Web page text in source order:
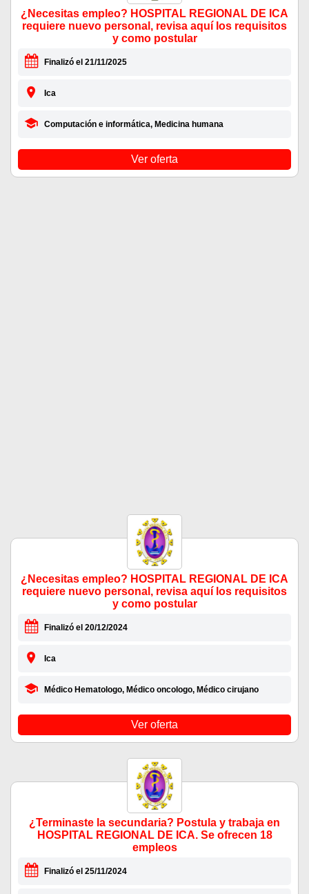
¿Necesitas empleo? HOSPITAL REGIONAL DE ICA
requiere nuevo personal, revisa aquí los requisitos
y como postular
Finalizó el 21/11/2025
Ica
Computación e informática, Medicina humana
Ver oferta
¿Necesitas empleo? HOSPITAL REGIONAL DE ICA
requiere nuevo personal, revisa aquí los requisitos
y como postular
Finalizó el 20/12/2024
Ica
Médico Hematologo, Médico oncologo, Médico cirujano
Ver oferta
¿Terminaste la secundaria? Postula y trabaja en
HOSPITAL REGIONAL DE ICA. Se ofrecen 18
empleos
Finalizó el 25/11/2024